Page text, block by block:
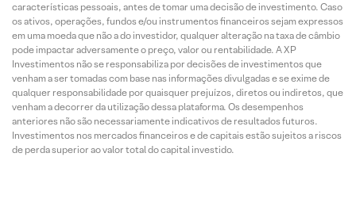
características pessoais, antes de tomar uma decisão de investimento. Caso
os ativos, operações, fundos e/ou instrumentos financeiros sejam expressos
em uma moeda que não a do investidor, qualquer alteração na taxa de câmbio
pode impactar adversamente o preço, valor ou rentabilidade. A XP
Investimentos não se responsabiliza por decisões de investimentos que
venham a ser tomadas com base nas informações divulgadas e se exime de
qualquer responsabilidade por quaisquer prejuízos, diretos ou indiretos, que
venham a decorrer da utilização dessa plataforma. Os desempenhos
anteriores não são necessariamente indicativos de resultados futuros.
Investimentos nos mercados financeiros e de capitais estão sujeitos a riscos
de perda superior ao valor total do capital investido.